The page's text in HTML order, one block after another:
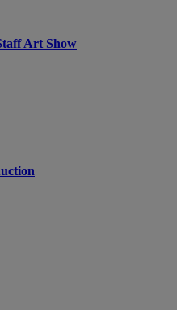
Art Show